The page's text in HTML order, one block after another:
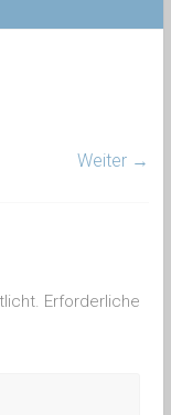
Weiter →
Erforderliche